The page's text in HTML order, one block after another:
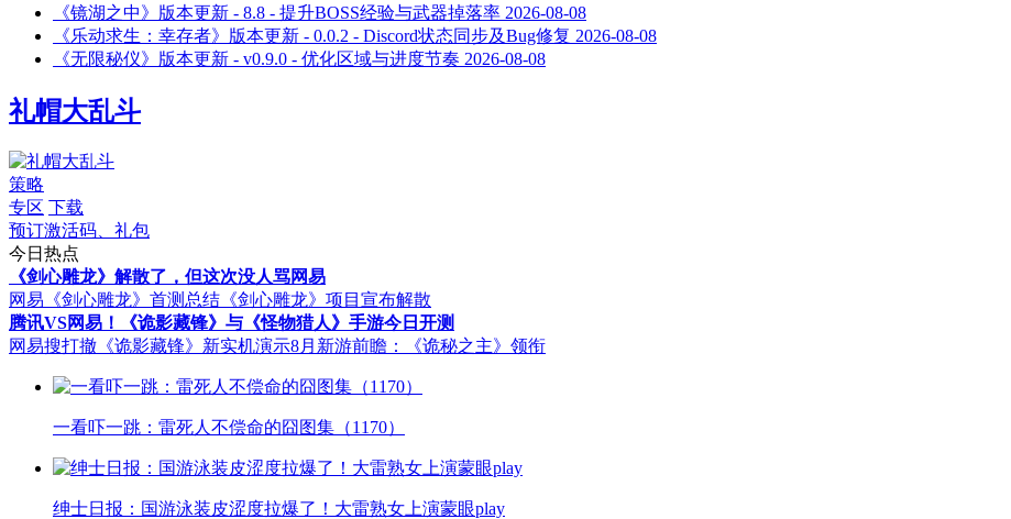
《镜湖之中》版本更新 - 8.8 - 提升BOSS经验与武器掉落率 2026-08-08
《乐动求生：幸存者》版本更新 - 0.0.2 - Discord状态同步及Bug修复 2026-08-08
《无限秘仪》版本更新 - v0.9.0 - 优化区域与进度节奏 2026-08-08
礼帽大乱斗
策略
专区 下载
预订激活码、礼包
今日热点
《剑心雕龙》解散了，但这次没人骂网易
网易《剑心雕龙》首测总结 《剑心雕龙》项目宣布解散
腾讯VS网易！《诡影藏锋》与《怪物猎人》手游今日开测
网易搜打撤《诡影藏锋》新实机演示8月新游前瞻：《诡秘之主》领衔
一看吓一跳：雷死人不偿命的囧图集（1170）
绅士日报：国游泳装皮涩度拉爆了！大雷熟女上演蒙眼play